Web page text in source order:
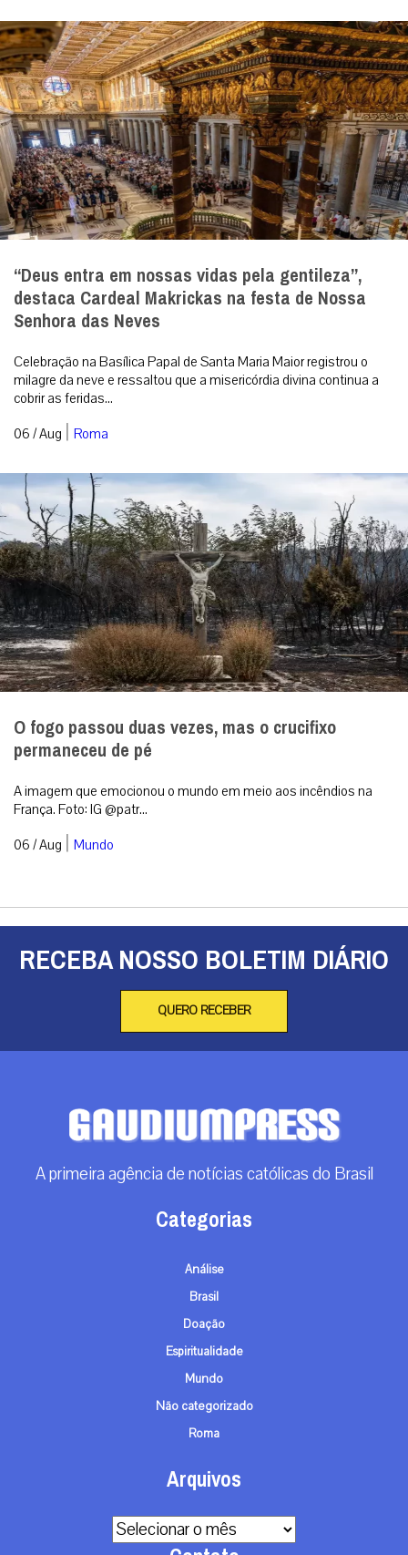
“Deus entra em nossas vidas pela gentileza”,
destaca Cardeal Makrickas na festa de Nossa
Senhora das Neves
Celebração na Basílica Papal de Santa Maria Maior registrou o
milagre da neve e ressaltou que a misericórdia divina continua a
cobrir as feridas...
06 / Aug | Roma
O fogo passou duas vezes, mas o crucifixo
permaneceu de pé
A imagem que emocionou o mundo em meio aos incêndios na
França. Foto: IG @patr...
06 / Aug | Mundo
RECEBA NOSSO BOLETIM DIÁRIO
QUERO RECEBER
A primeira agência de notícias católicas do Brasil
Categorias
Análise
Brasil
Doação
Espiritualidade
Mundo
Não categorizado
Roma
Arquivos
Arquivos